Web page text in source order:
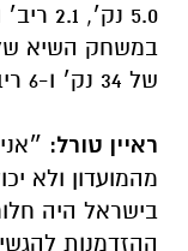
במשחק השיא
של 34 נק׳ ו-6 ריב׳.
ראיין טורל:
מהמועדון ולא
בישראל היה
ההזדמנות